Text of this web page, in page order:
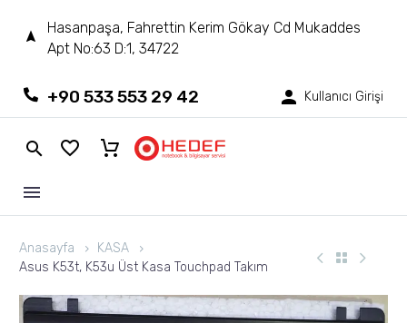
Hasanpaşa, Fahrettin Kerim Gökay Cd Mukaddes
Apt No:63 D:1, 34722
+90 533 553 29 42 Kullanıcı Girişi
Anasayfa
KASA
Asus K53t, K53u Üst Kasa Touchpad Takım